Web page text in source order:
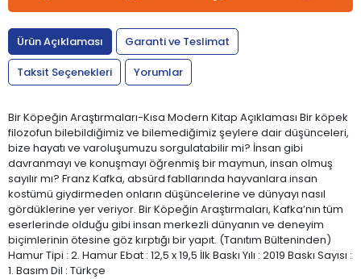
Ürün Açıklaması
Garanti ve Teslimat
Taksit Seçenekleri
Yorumlar
Bir Köpeğin Araştırmaları-Kısa Modern Kitap Açıklaması Bir köpek
filozofun bilebildiğimiz ve bilemediğimiz şeylere dair düşünceleri,
bize hayatı ve varoluşumuzu sorgulatabilir mi? İnsan gibi
davranmayı ve konuşmayı öğrenmiş bir maymun, insan olmuş
sayılır mı? Franz Kafka, absürd fabllarında hayvanlara insan
kostümü giydirmeden onların düşüncelerine ve dünyayı nasıl
gördüklerine yer veriyor. Bir Köpeğin Araştırmaları, Kafka’nın tüm
eserlerinde olduğu gibi insan merkezli dünyanın ve deneyim
biçimlerinin ötesine göz kırptığı bir yapıt. (Tanıtım Bülteninden)
Hamur Tipi : 2. Hamur Ebat : 12,5 x 19,5 İlk Baskı Yılı : 2019 Baskı Sayısı :
1. Basım Dil : Türkçe